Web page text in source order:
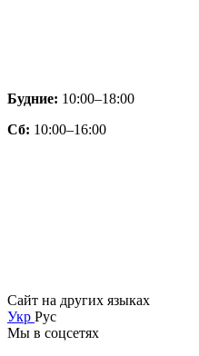
Будние: 10:00–18:00
Сб: 10:00–16:00
Сайт на других языках
Укр Рус
Мы в соцсетях